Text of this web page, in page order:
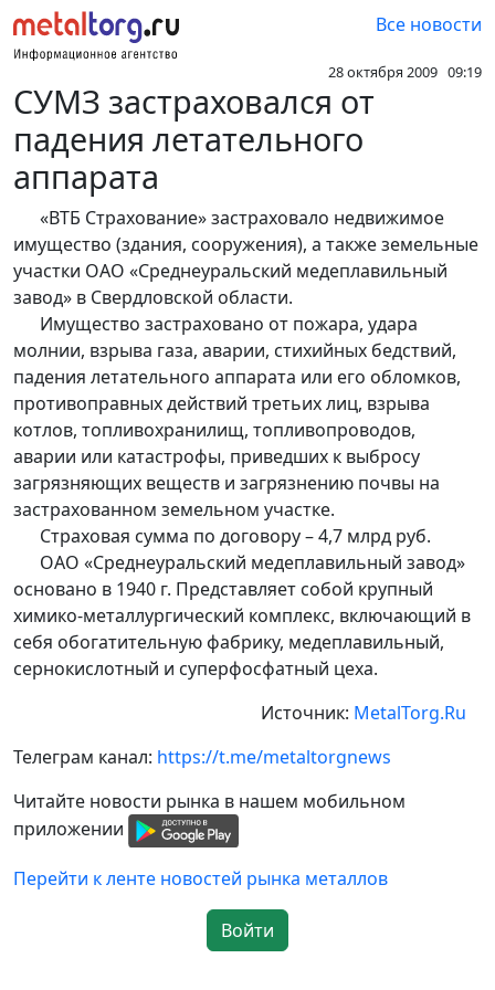
Все новости
28 октября 2009 09:19
СУМЗ застраховался от
падения летательного
аппарата
«ВТБ Страхование» застраховало недвижимое
имущество (здания, сооружения), а также земельные
участки ОАО «Среднеуральский медеплавильный
завод» в Свердловской области.
Имущество застраховано от пожара, удара
молнии, взрыва газа, аварии, стихийных бедствий,
падения летательного аппарата или его обломков,
противоправных действий третьих лиц, взрыва
котлов, топливохранилищ, топливопроводов,
аварии или катастрофы, приведших к выбросу
загрязняющих веществ и загрязнению почвы на
застрахованном земельном участке.
Страховая сумма по договору – 4,7 млрд руб.
ОАО «Среднеуральский медеплавильный завод»
основано в 1940 г. Представляет собой крупный
химико-металлургический комплекс, включающий в
себя обогатительную фабрику, медеплавильный,
сернокислотный и суперфосфатный цеха.
Источник: MetalTorg.Ru
Телеграм канал: https://t.me/metaltorgnews
Читайте новости рынка в нашем мобильном
приложении
Перейти к ленте новостей рынка металлов
Войти